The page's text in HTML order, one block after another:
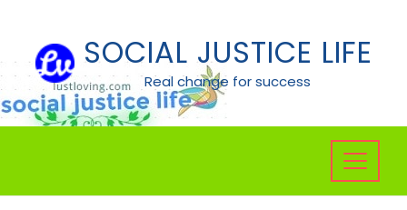
content
SOCIAL JUSTICE LIFE
Real change for success